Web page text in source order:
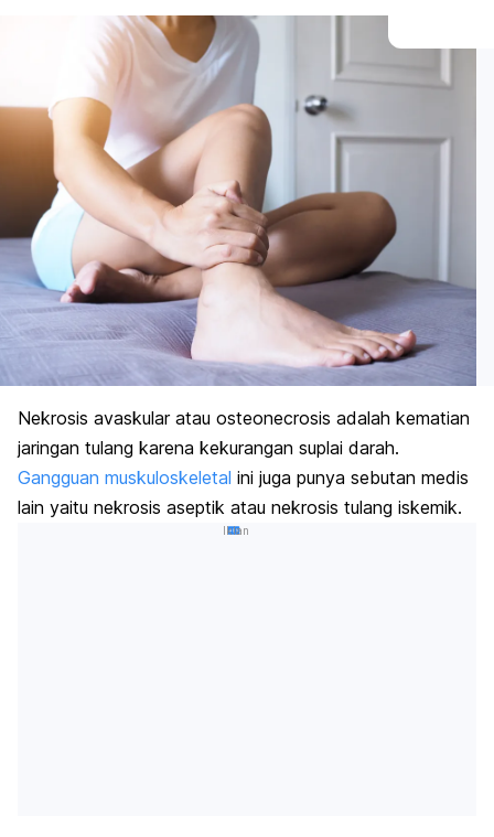
Pengobatan nekrosis avaskular di rumah
Pencegahan nekrosis avaskular
Nekrosis avaskular atau osteonecrosis adalah kematian
jaringan tulang karena kekurangan suplai darah.
Gangguan muskuloskeletal ini juga punya sebutan medis
lain yaitu nekrosis aseptik atau nekrosis tulang iskemik.
Iklan